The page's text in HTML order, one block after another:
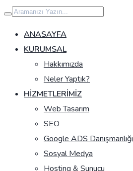
İçeriğe
geç
ANASAYFA
KURUMSAL
Hakkımızda
Neler Yaptık?
HIZMETLERIMIZ
Web Tasarım
SEO
Google ADS Danışmanlığı
Sosyal Medya
Hosting & Sunucu